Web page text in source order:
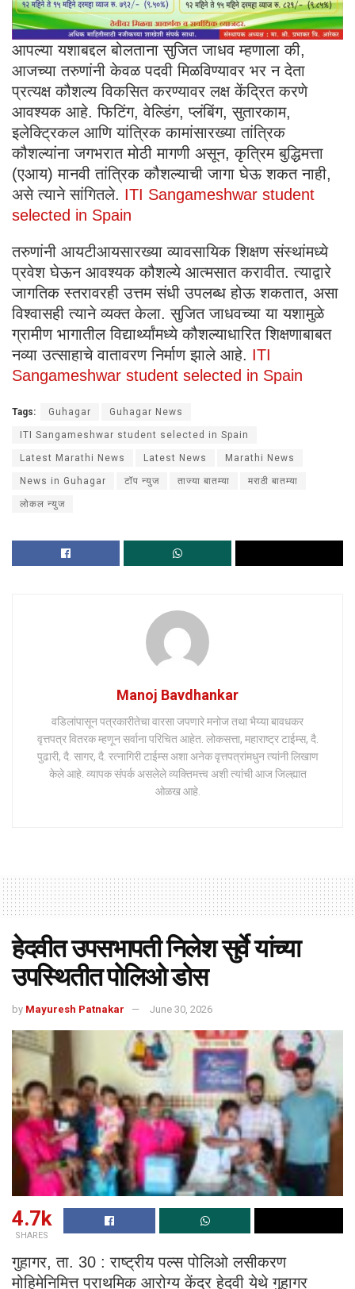
आपल्या यशाबद्दल बोलताना सुजित जाधव म्हणाला की,
आजच्या तरुणांनी केवळ पदवी मिळविण्यावर भर न देता
प्रत्यक्ष कौशल्य विकसित करण्यावर लक्ष केंद्रित करणे
आवश्यक आहे. फिटिंग, वेल्डिंग, प्लंबिंग, सुतारकाम,
इलेक्ट्रिकल आणि यांत्रिक कामांसारख्या तांत्रिक
कौशल्यांना जगभरात मोठी मागणी असून, कृत्रिम बुद्धिमत्ता
(एआय) मानवी तांत्रिक कौशल्याची जागा घेऊ शकत नाही,
असे त्याने सांगितले. ITI Sangameshwar student
selected in Spain
तरुणांनी आयटीआयसारख्या व्यावसायिक शिक्षण संस्थांमध्ये
प्रवेश घेऊन आवश्यक कौशल्ये आत्मसात करावीत. त्याद्वारे
जागतिक स्तरावरही उत्तम संधी उपलब्ध होऊ शकतात, असा
विश्वासही त्याने व्यक्त केला. सुजित जाधवच्या या यशामुळे
ग्रामीण भागातील विद्यार्थ्यांमध्ये कौशल्याधारित शिक्षणाबाबत
नव्या उत्साहाचे वातावरण निर्माण झाले आहे. ITI
Sangameshwar student selected in Spain
Tags: Guhagar Guhagar News
ITI Sangameshwar student selected in Spain
Latest Marathi News Latest News Marathi News
News in Guhagar टॉप न्युज ताज्या बातम्या मराठी बातम्या
लोकल न्युज
Manoj Bavdhankar
वडिलांपासून पत्रकारीतेचा वारसा जपणारे मनोज तथा भैय्या बावधकर
वृत्तपत्र वितरक म्हणून सर्वाना परिचित आहेत. लोकसत्ता, महाराष्ट्र टाईम्स, दै.
पुढारी, दै. सागर, दै. रत्नागिरी टाईम्स अशा अनेक वृत्तपत्रांमधुन त्यांनी लिखाण
केले आहे. व्यापक संपर्क असलेले व्यक्तिमत्त्व अशी त्यांची आज जिल्ह्यात
ओळख आहे.
हेदवीत उपसभापती निलेश सुर्वे यांच्या
उपस्थितीत पोलिओ डोस
by Mayuresh Patnakar June 30, 2026
4.7k
SHARES
गुहागर, ता. 30 : राष्ट्रीय पल्स पोलिओ लसीकरण
मोहिमेनिमित्त प्राथमिक आरोग्य केंद्र हेदवी येथे गुहागर